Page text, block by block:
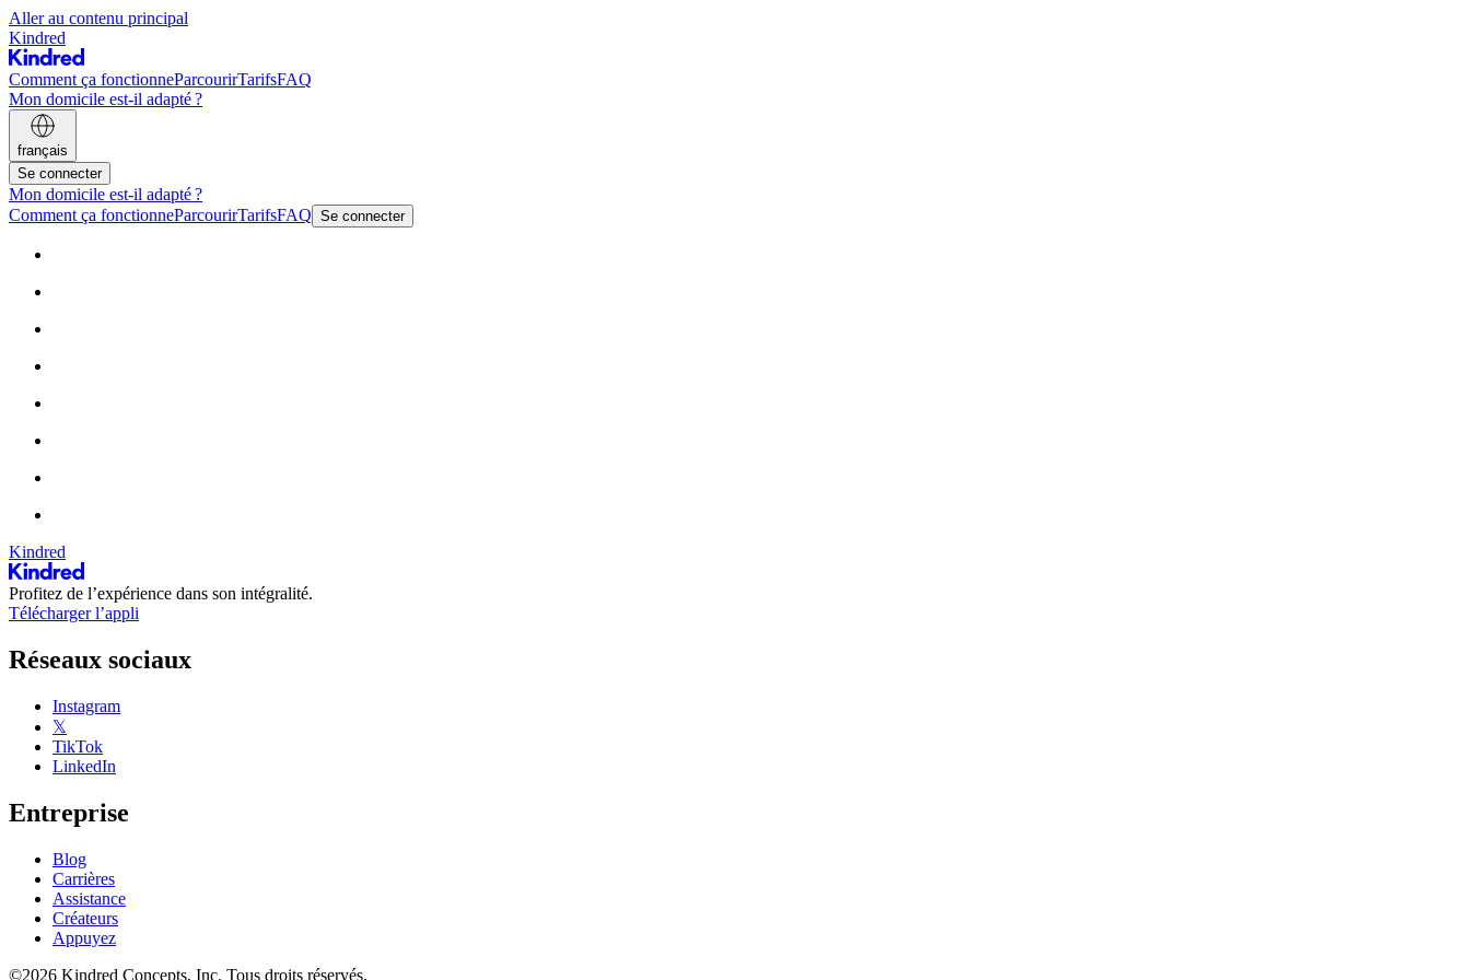
Aller au contenu principal
Kindred
Comment ça fonctionneParcourirTarifsFAQ
Mon domicile est-il adapté ?
français
Se connecter
Mon domicile est-il adapté ?
Comment ça fonctionneParcourirTarifsFAQ Se connecter
Kindred
Profitez de l’expérience dans son intégralité.
Télécharger l’appli
Réseaux sociaux
Instagram
𝕏
TikTok
LinkedIn
Entreprise
Blog
Carrières
Assistance
Créateurs
Appuyez
©2026 Kindred Concepts, Inc. Tous droits réservés.